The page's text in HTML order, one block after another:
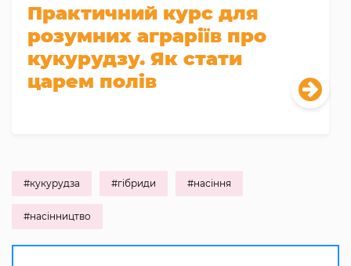
Практичний курс для
розумних аграріїв про
кукурудзу. Як стати
царем полів
#кукурудза #гібриди #насіння
#насінництво